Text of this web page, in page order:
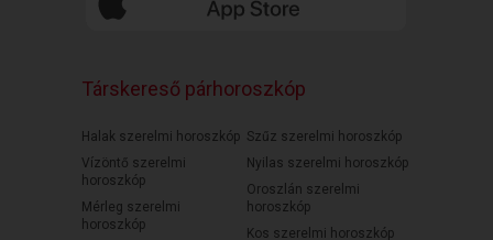
Társkereső párhoroszkóp
Halak szerelmi horoszkóp
Vízöntő szerelmi
horoszkóp
Mérleg szerelmi
horoszkóp
Szűz szerelmi horoszkóp
Nyilas szerelmi horoszkóp
Oroszlán szerelmi
horoszkóp
Kos szerelmi horoszkóp